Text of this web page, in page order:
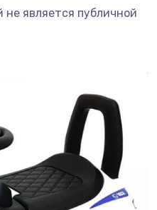
не является публичной